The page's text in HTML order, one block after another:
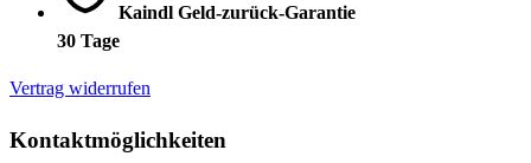
Kaindl Geld-zurück-Garantie
30 Tage
Vertrag widerrufen
Kontaktmöglichkeiten